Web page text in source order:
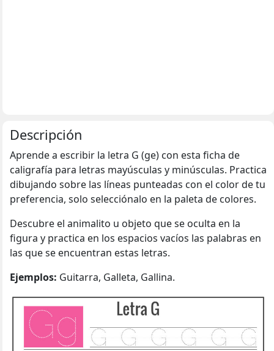
Descripción
Aprende a escribir la letra G (ge) con esta ficha de
caligrafía para letras mayúsculas y minúsculas. Practica
dibujando sobre las líneas punteadas con el color de tu
preferencia, solo selecciónalo en la paleta de colores.
Descubre el animalito u objeto que se oculta en la
figura y practica en los espacios vacíos las palabras en
las que se encuentran estas letras.
Ejemplos: Guitarra, Galleta, Gallina.